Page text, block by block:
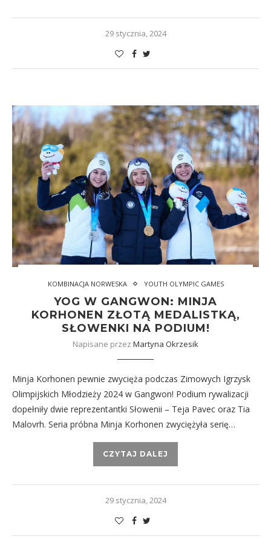
29 stycznia, 2024
KOMBINACJA NORWESKA YOUTH OLYMPIC GAMES
YOG W GANGWON: MINJA
KORHONEN ZŁOTĄ MEDALISTKĄ,
SŁOWENKI NA PODIUM!
Napisane przez Martyna Okrzesik
Minja Korhonen pewnie zwycięża podczas Zimowych Igrzysk
Olimpijskich Młodzieży 2024 w Gangwon! Podium rywalizacji
dopełniły dwie reprezentantki Słowenii – Teja Pavec oraz Tia
Malovrh. Seria próbna Minja Korhonen zwyciężyła serię…
CZYTAJ DALEJ
29 stycznia, 2024